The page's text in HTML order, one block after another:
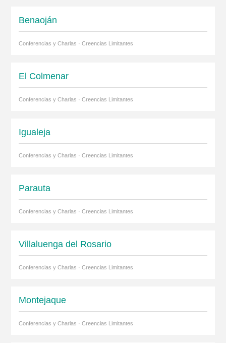
Benaoján
Conferencias y Charlas · Creencias Limitantes
El Colmenar
Conferencias y Charlas · Creencias Limitantes
Igualeja
Conferencias y Charlas · Creencias Limitantes
Parauta
Conferencias y Charlas · Creencias Limitantes
Villaluenga del Rosario
Conferencias y Charlas · Creencias Limitantes
Montejaque
Conferencias y Charlas · Creencias Limitantes